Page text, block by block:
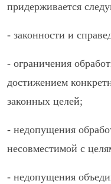
придерживается
- законности и
- ограничения
достижением
законных целей;
- недопущения
несовместимой с
- недопущения